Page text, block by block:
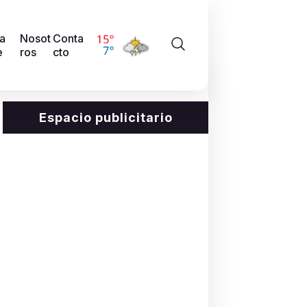
Nosot
ros
Conta
cto
Espacio publicitario